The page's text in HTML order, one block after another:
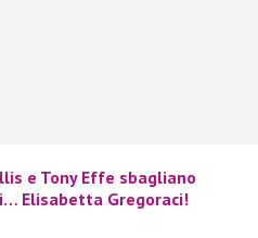
e Tony Effe sbagliano
Elisabetta Gregoraci!